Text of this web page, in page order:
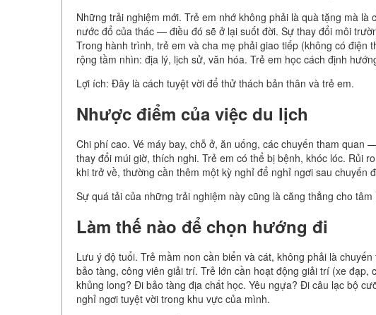
Những trải nghiệm mới. Trẻ em nhớ không phải là quà tặng mà
nước đổ của thác — điều đó sẽ ở lại suốt đời. Sự thay đổi môi
Trong hành trình, trẻ em và cha mẹ phải giao tiếp (không có
rộng tầm nhìn: địa lý, lịch sử, văn hóa. Trẻ em học cách định
Lợi ích: Đây là cách tuyệt vời để thử thách bản thân và trẻ em.
Nhược điểm của việc du lịch
Chi phí cao. Vé máy bay, chỗ ở, ăn uống, các chuyến tham
thay đổi múi giờ, thích nghi. Trẻ em có thể bị bệnh, khóc lóc. Rủi
khi trở về, thường cần thêm một kỳ nghỉ để nghỉ ngơi sau chuyến
Sự quá tải của những trải nghiệm này cũng là căng thẳng cho
Làm thế nào để chọn hướng đi
Lưu ý độ tuổi. Trẻ mầm non cần biển và cát, không phải là
bảo tàng, công viên giải trí. Trẻ lớn cần hoạt động giải trí (xe đạp,
khủng long? Đi bảo tàng địa chất học. Yêu ngựa? Đi câu lạc bộ
nghỉ ngơi tuyệt vời trong khu vực của mình.